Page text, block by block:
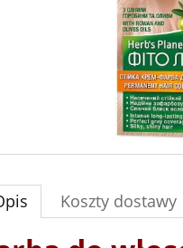
Koszty dostawy